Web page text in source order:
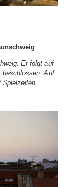
Er folgt auf
beschlossen. Auf
Spielzeiten